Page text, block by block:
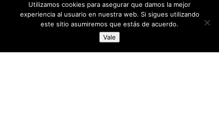
directoresdeseguridad.es
Diseñado por Centro Andaluz de Estudios y Entrenamiento
Utilizamos cookies para asegurar que damos la mejor
experiencia al usuario en nuestra web. Si sigues utilizando
este sitio asumiremos que estás de acuerdo.
Vale